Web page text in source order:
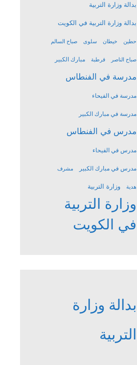
بدالة وزارة التربية
بدالة وزارة التربية في الكويت
حطين خيطان سلوى صباح السالم
صباح الناصر قرطبة مبارك الكبير
مدرسة في الفنطاس
مدرسة في الفيحاء
مدرسة في مبارك الكبير
مدرس في الفنطاس
مدرس في الفيحاء
مدرس في مبارك الكبير مشرف
هدية وزارة التربية
وزارة التربية
في الكويت
بدالة وزارة
التربية